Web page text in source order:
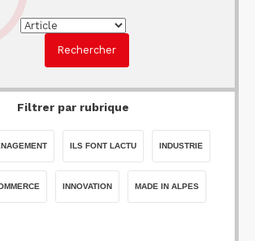
Filtrer par rubrique
ILS FONT LACTU INDUSTRIE
INNOVATION MADE IN ALPES